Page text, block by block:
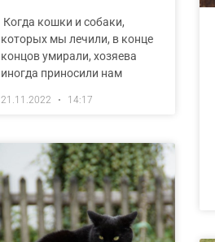
Когда кошки и собаки,
которых мы лечили, в конце
концов умирали, хозяева
иногда приносили нам
21.11.2022 14:17